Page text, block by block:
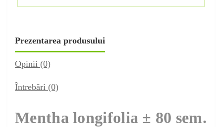
Prezentarea produsului
Opinii (0)
Întrebări (0)
Mentha longifolia ± 80 sem.